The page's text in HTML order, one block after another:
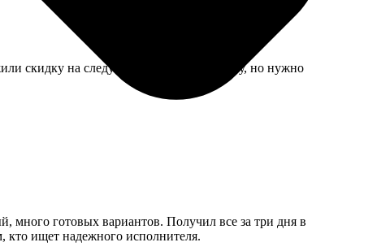
скидку на следующий заказ или замену, но нужно
много готовых вариантов. Получил все за три дня в
кто ищет надежного исполнителя.